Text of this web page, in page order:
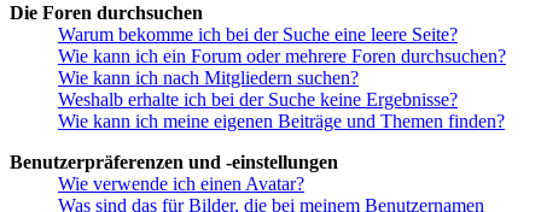
Die Foren durchsuchen
Warum bekomme ich bei der Suche eine leere Seite?
Wie kann ich ein Forum oder mehrere Foren durchsuchen?
Wie kann ich nach Mitgliedern suchen?
Weshalb erhalte ich bei der Suche keine Ergebnisse?
Wie kann ich meine eigenen Beiträge und Themen finden?
Benutzerpräferenzen und -einstellungen
Wie verwende ich einen Avatar?
Was sind das für Bilder, die bei meinem Benutzernamen